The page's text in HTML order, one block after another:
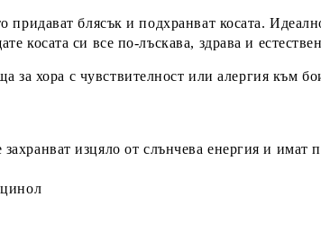
блясък и подхранват косата.
косата си все по-лъскава, здрава и
за хора с чувствителност или алергия към
захранват изцяло от слънчева енергия и имат